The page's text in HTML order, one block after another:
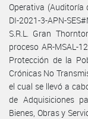
Operativa (Auditoría
DI-2021-3-APN-
S.R.L. Gran
proceso AR-MSAL-
Protección de la
Crónicas No
el cual se llevó a
de Adquisiciones
Bienes, Obras y